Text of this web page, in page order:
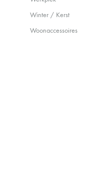
Winter / Kerst
Woonaccessoires